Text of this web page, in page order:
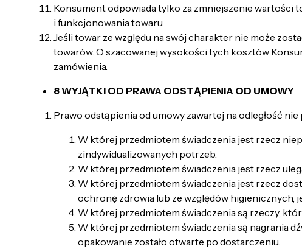
Konsument odpowiada tylko za zmniejszenie wartości
i funkcjonowania towaru.
Jeśli towar ze względu na swój charakter nie może
towarów. O szacowanej wysokości tych kosztów
zamówienia.
8 WYJĄTKI OD PRAWA ODSTĄPIENIA OD UMOWY
Prawo odstąpienia od umowy zawartej na odległość
W której przedmiotem świadczenia jest rzecz
zindywidualizowanych potrzeb.
W której przedmiotem świadczenia jest rzecz
W której przedmiotem świadczenia jest rzecz
ochronę zdrowia lub ze względów higienicznych,
W której przedmiotem świadczenia są rzeczy,
W której przedmiotem świadczenia są nagrania
opakowanie zostało otwarte po dostarczeniu.